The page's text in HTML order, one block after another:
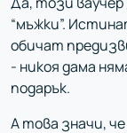
“мъжки”.
обичат
- никоя дама
подарък.
А това значи,